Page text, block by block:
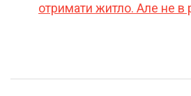
отримати житло. Але не в